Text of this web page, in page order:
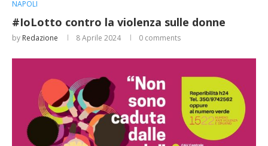
NAPOLI
#IoLotto contro la violenza sulle donne
by Redazione 8 Aprile 2024 0 comments